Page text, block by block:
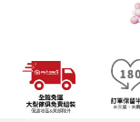
1.本服務係由「台灣大
用戶於交易時，得透過
買賣價金債權讓與本公
2.基於同意付款使用「
資料（包含姓名、電話
由本公司與您本人進行
ATM／網路銀行／等多
※ 請注意：結帳手續完
購買商品的店家。未經
後付繳納相關費用。
※ 交易是否成功請以「
是否繳費成功／繳費後
客戶支援中心」
法指定當天抵達時段
每筆NT$3,000，滿